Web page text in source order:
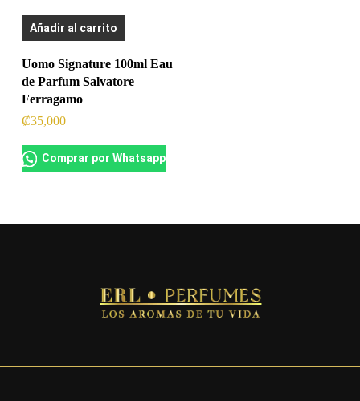
Añadir al carrito
Uomo Signature 100ml Eau
de Parfum Salvatore
Ferragamo
₡35,000
Comprar por Whatsapp